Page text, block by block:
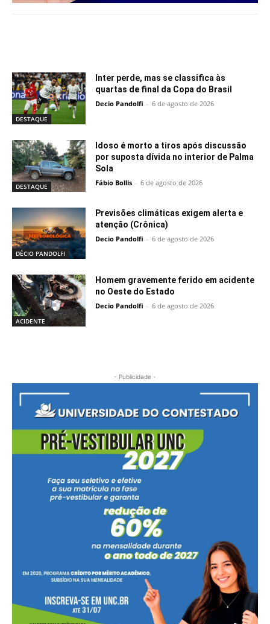
DESTAQUE
Inter perde, mas se classifica às
quartas de final da Copa do Brasil
Decio Pandolfi - 6 de agosto de 2026
DESTAQUE
Idoso é morto a tiros após discussão
por suposta dívida no interior de Palma
Sola
Fábio Bollis - 6 de agosto de 2026
DÉCIO PANDOLFI
Previsões climáticas exigem alerta e
atenção (Crônica)
Decio Pandolfi - 6 de agosto de 2026
ACIDENTE
Homem gravemente ferido em acidente
no Oeste do Estado
Decio Pandolfi - 6 de agosto de 2026
- Publicidade -